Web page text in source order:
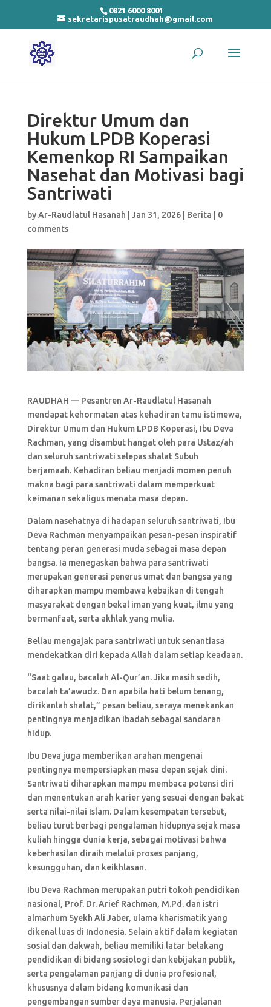
0821 6000 8001
sekretarispusatraudhah@gmail.com
Direktur Umum dan
Hukum LPDB Koperasi
Kemenkop RI Sampaikan
Nasehat dan Motivasi bagi
Santriwati
byAr-Raudlatul Hasanah Jan 31, 2026| Berita
0
comments
RAUDHAH — Pesantren Ar-Raudlatul Hasanah
mendapat kehormatan atas kehadiran tamu istimewa,
Direktur Umum dan Hukum LPDB Koperasi, Ibu Deva
Rachman, yang disambut hangat oleh para Ustaz/ah
dan seluruh santriwati selepas shalat Subuh
berjamaah. Kehadiran beliau menjadi momen penuh
makna bagi para santriwati dalam memperkuat
keimanan sekaligus menata masa depan.
Dalam nasehatnya di hadapan seluruh santriwati, Ibu
Deva Rachman menyampaikan pesan-pesan inspiratif
tentang peran generasi muda sebagai masa depan
bangsa. Ia menegaskan bahwa para santriwati
merupakan generasi penerus umat dan bangsa yang
diharapkan mampu membawa kebaikan di tengah
masyarakat dengan bekal iman yang kuat, ilmu yang
bermanfaat, serta akhlak yang mulia.
Beliau mengajak para santriwati untuk senantiasa
mendekatkan diri kepada Allah dalam setiap keadaan.
“Saat galau, bacalah Al-Qur’an. Jika masih sedih,
bacalah ta’awudz. Dan apabila hati belum tenang,
dirikanlah shalat,” pesan beliau, seraya menekankan
pentingnya menjadikan ibadah sebagai sandaran
hidup.
Ibu Deva juga memberikan arahan mengenai
pentingnya mempersiapkan masa depan sejak dini.
Santriwati diharapkan mampu membaca potensi diri
dan menentukan arah karier yang sesuai dengan bakat
serta nilai-nilai Islam. Dalam kesempatan tersebut,
beliau turut berbagi pengalaman hidupnya sejak masa
kuliah hingga dunia kerja, sebagai motivasi bahwa
keberhasilan diraih melalui proses panjang,
kesungguhan, dan keikhlasan.
Ibu Deva Rachman merupakan putri tokoh pendidikan
nasional, Prof. Dr. Arief Rachman, M.Pd. dan istri
almarhum Syekh Ali Jaber, ulama kharismatik yang
dikenal luas di Indonesia. Selain aktif dalam kegiatan
sosial dan dakwah, beliau memiliki latar belakang
pendidikan di bidang sosiologi dan kebijakan publik,
serta pengalaman panjang di dunia profesional,
khususnya dalam bidang komunikasi dan
pengembangan sumber daya manusia. Perjalanan